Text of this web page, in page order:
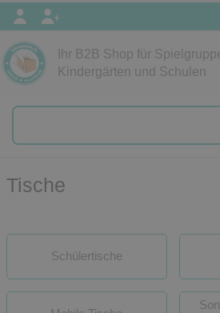
Ihr B2B Shop für
Kindergärten und Schulen
Tische
Schülertische